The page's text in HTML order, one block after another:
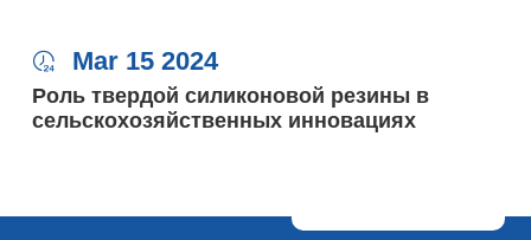
 Mar 15 2024
Роль твердой силиконовой резины в
сельскохозяйственных инновациях